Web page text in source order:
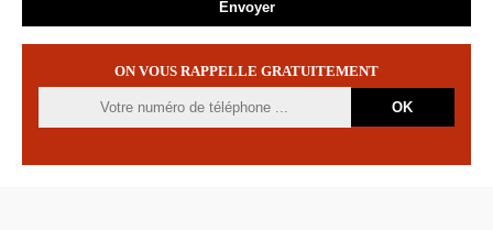
ON VOUS RAPPELLE GRATUITEMENT